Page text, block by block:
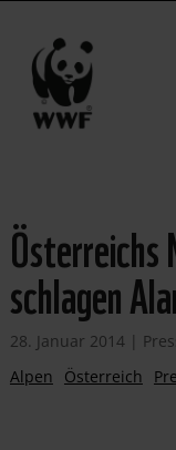
schlagen
28. Januar 2014|
Alpen
Österreich